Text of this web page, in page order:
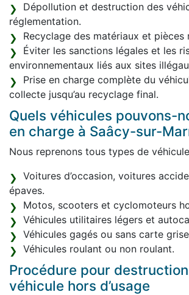
Dépollution et destruction des
réglementation.
Recyclage des matériaux et pièces
Éviter les sanctions légales et les
environnementaux liés aux sites
Prise en charge complète du
collecte jusqu’au recyclage final.
Quels véhicules pouvons-
en charge à Saâcy-sur-
Nous reprenons tous types de
Voitures d’occasion, voitures
épaves.
Motos, scooters et cyclomoteurs
Véhicules utilitaires légers et
Véhicules gagés ou sans carte
Véhicules roulant ou non roulant.
Procédure pour
véhicule hors d’usage